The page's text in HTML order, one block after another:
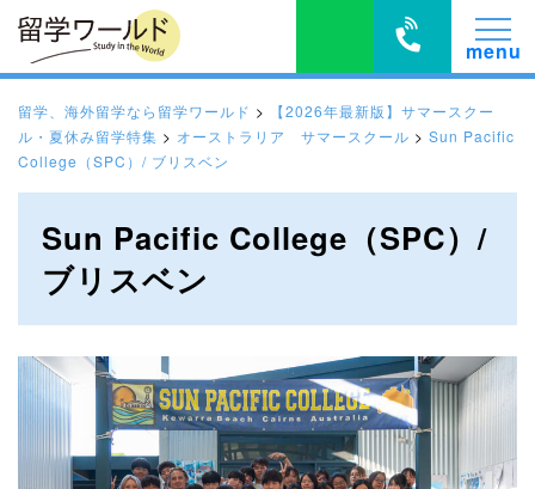
留学、海外留学なら留学ワールド >
【2026年最新版】サマースクー
ル・夏休み留学特集 > オーストラリア サマースクール > Sun Pacific
College（SPC）/ ブリスベン
Sun Pacific College（SPC）/
ブリスベン